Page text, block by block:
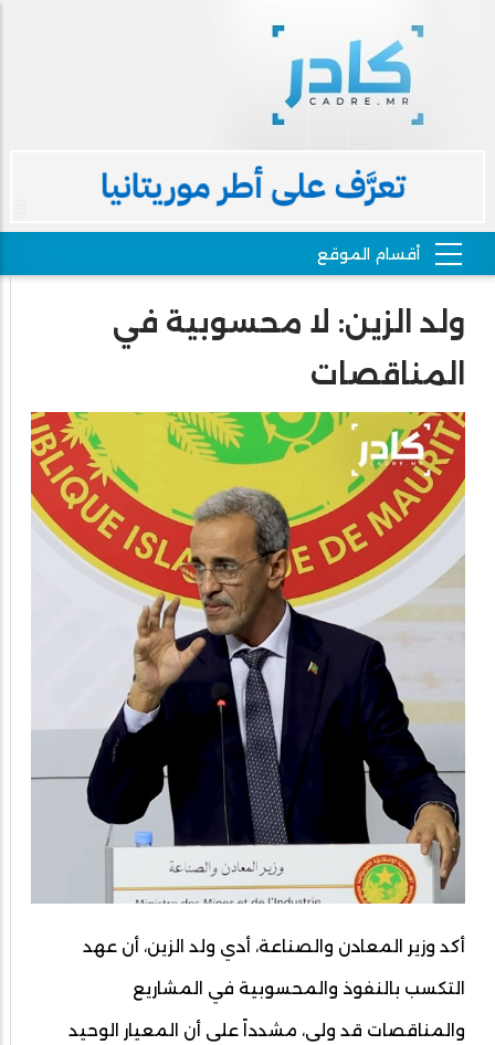
ولد الزين: لا محسوبية في
المناقصات
أكد وزير المعادن والصناعة، أدي ولد الزين، أن عهد
التكسب بالنفوذ والمحسوبية في المشاريع
والمناقصات قد ولى، مشدداً على أن المعيار الوحيد